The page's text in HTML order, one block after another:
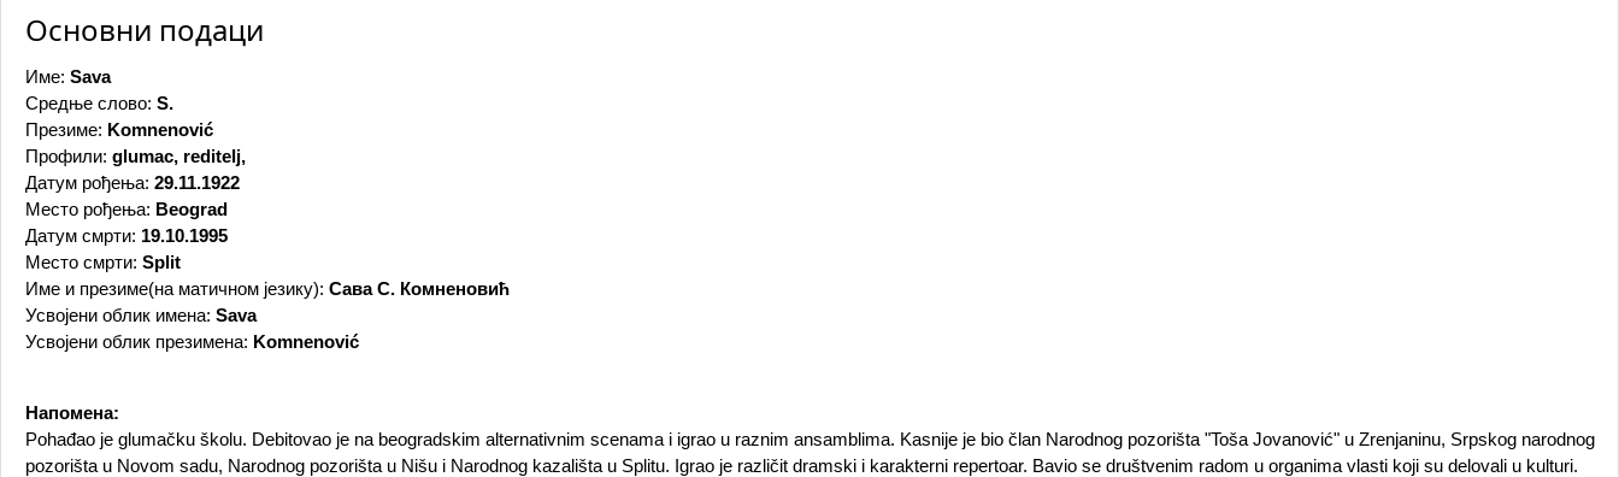
Основни подаци
Име: Sava
Средње слово: S.
Презиме: Komnenović
Профили: glumac, reditelj,
Датум рођења: 29.11.1922
Место рођења: Beograd
Датум смрти: 19.10.1995
Место смрти: Split
Име и презиме(на матичном језику): Сава С. Комненовић
Усвојени облик имена: Sava
Усвојени облик презимена: Komnenović
Напомена:
Pohađao je glumačku školu. Debitovao je na beogradskim alternativnim scenama i igrao u raznim ansamblima. Kasnije je bio član Narodnog pozorišta "Toša Jovanović" u Zrenjaninu, Srpskog narodnog
pozorišta u Novom sadu, Narodnog pozorišta u Nišu i Narodnog kazališta u Splitu. Igrao je različit dramski i karakterni repertoar. Bavio se društvenim radom u organima vlasti koji su delovali u kulturi.